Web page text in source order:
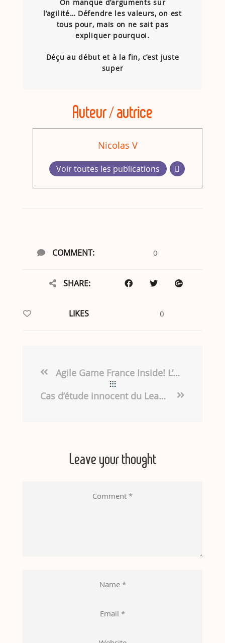
On manque d’arguments sur
l’agilité… Défendre les valeurs, on est
tous pour, mais on ne sait pas
expliquer pourquoi.
Déçu au début et à la fin, c’est juste
super
Auteur / autrice
Nicolas V
Voir toutes les publications
COMMENT: 0
SHARE:
LIKES 0
Agile Game France Inside! L’oeil de Nicolas
Cas d’étude innocent du Lean Startup
Leave your thought